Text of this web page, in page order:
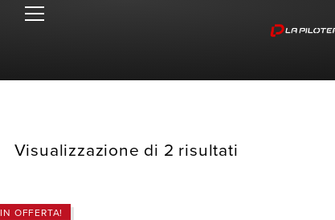
Visualizzazione di 2 risultati
IN OFFERTA!